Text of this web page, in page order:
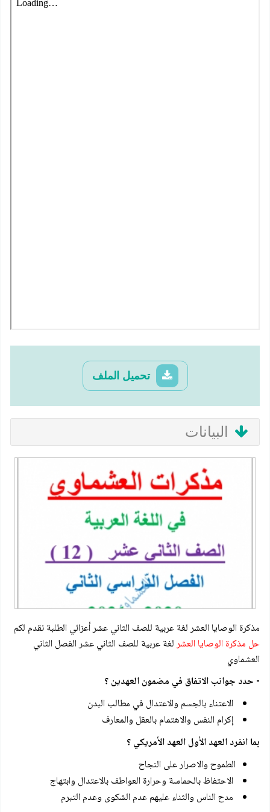
تحميل الملف
البيانات
مذكرة الوصايا العشر لغة عربية للصف الثاني عشر أعزائي الطلبة نقدم لكم
حل مذكرة الوصايا العشرلغة عربية للصف الثاني عشر الفصل الثاني
العشماوي
- حدد جوانب الاتفاق في مضمون العهدين ؟
الاعتناء بالجسم والاعتدال في مطالب البدن
إكرام النفس والاهتمام بالعقل والمعارف
بما انفرد العهد الأول العهد الأمريكي ؟
الطموح والاصرار على النجاح
الاحتفاظ بالحماسة وحرارة العواطف بالاعتدال وابتهاج
مدح الناس والثناء عليهم عدم الشكوى وعدم التبرم